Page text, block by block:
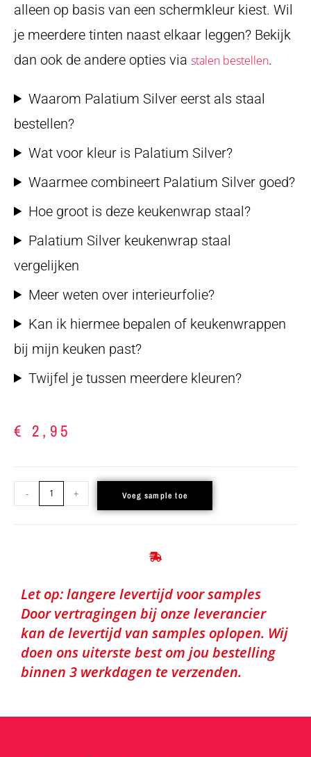
alleen op basis van een schermkleur kiest. Wil
je meerdere tinten naast elkaar leggen? Bekijk
dan ook de andere opties via stalen bestellen.
Waarom Palatium Silver eerst als staal
bestellen?
Wat voor kleur is Palatium Silver?
Waarmee combineert Palatium Silver goed?
Hoe groot is deze keukenwrap staal?
Palatium Silver keukenwrap staal
vergelijken
Meer weten over interieurfolie?
Kan ik hiermee bepalen of keukenwrappen
bij mijn keuken past?
Twijfel je tussen meerdere kleuren?
€ 2,95
- + Voeg sample toe
Let op: langere levertijd voor samples
Door vertragingen bij onze leverancier
kan de levertijd van samples oplopen. Wij
doen ons uiterste best om jou bestelling
binnen 3 werkdagen te verzenden.